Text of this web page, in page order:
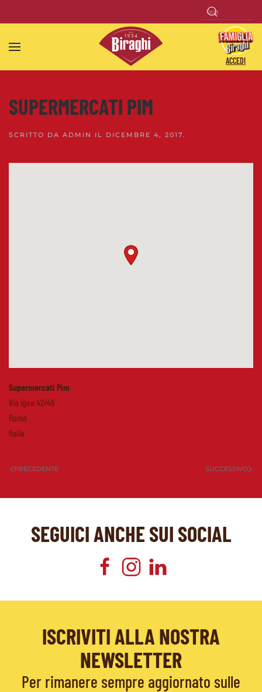
Skip to main content
ACCEDI
SUPERMERCATI PIM
SCRITTO DA ADMIN IL DICEMBRE 4, 2017.
Supermercati Pim
Via Igea 42/46
Roma
Italia
PRECEDENTE SUCCESSIVO
SEGUICI ANCHE SUI SOCIAL
ISCRIVITI ALLA NOSTRA
NEWSLETTER
Per rimanere sempre aggiornato sulle